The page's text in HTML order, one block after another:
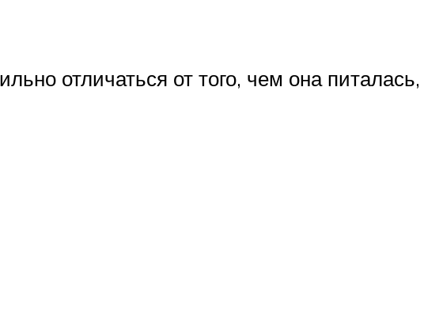
отличаться от того, чем она питалась,